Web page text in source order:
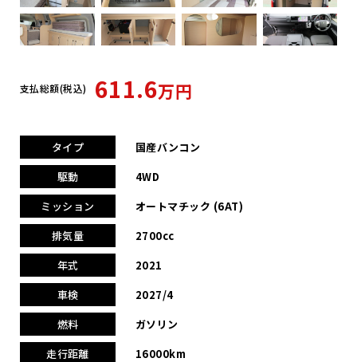
支払総額(税込) 611.6万円
タイプ
国産バンコン
駆動
4WD
ミッション
オートマチック (6AT)
排気量
2700cc
年式
2021
車検
2027/4
燃料
ガソリン
走行距離
16000km